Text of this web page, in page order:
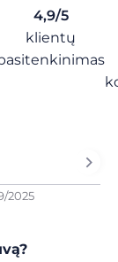
4,9/5
klientų
2025